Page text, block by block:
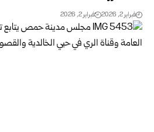
فبراير 2, 2026 فبراير 2, 2026